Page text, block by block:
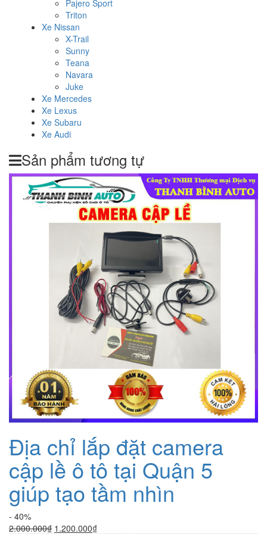
Pajero Sport
Triton
Xe Nissan
X-Trail
Sunny
Teana
Navara
Juke
Xe Mercedes
Xe Lexus
Xe Subaru
Xe Audi
Sản phẩm tương tự
Địa chỉ lắp đặt camera
cập lề ô tô tại Quận 5
giúp tạo tầm nhìn
- 40%
2.000.000₫ Giá
1.200.000₫Giá